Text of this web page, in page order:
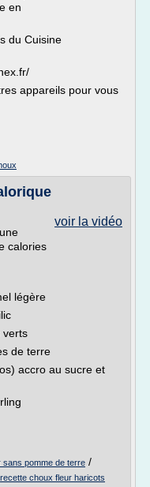
en
du Cuisine
appareils pour vous
voir la vidéo
calories
légère
verts
de terre
accro au sucre et
pomme de terre /
recette choux fleur haricots